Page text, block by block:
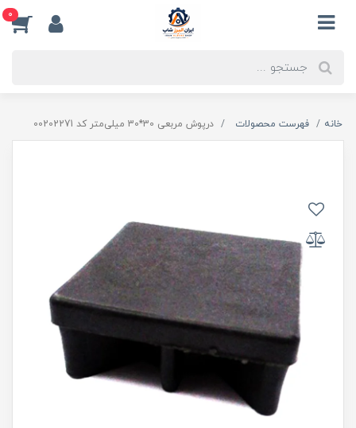
0
خانه فهرست محصولات درپوش مربعی 30*30 میلی‌متر کد 00202271